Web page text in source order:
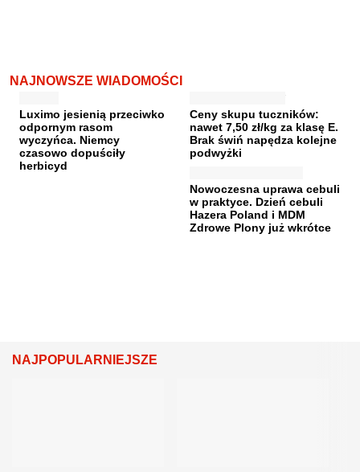
NAJNOWSZE WIADOMOŚCI
Luximo jesienią przeciwko
odpornym rasom
wyczyńca. Niemcy
czasowo dopuściły
herbicyd
Ceny skupu tuczników:
nawet 7,50 zł/kg za klasę E.
Brak świń napędza kolejne
podwyżki
Nowoczesna uprawa cebuli
w praktyce. Dzień cebuli
Hazera Poland i MDM
Zdrowe Plony już wkrótce
NAJPOPULARNIEJSZE